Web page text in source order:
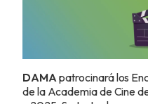
DAMA patrocinará los
de la Academia de Cine